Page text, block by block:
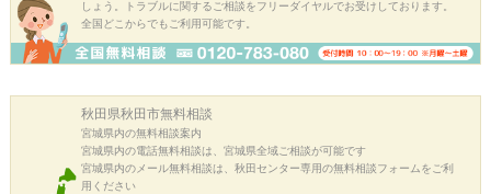
しょう。トラブルに関するご相談をフリーダイヤルでお受けしております。
全国どこからでもご利用可能です。
秋田県秋田市無料相談
宮城県内の無料相談案内
宮城県内の電話無料相談は、宮城県全域ご相談が可能です
宮城県内のメール無料相談は、秋田センター専用の無料相談フォームをご利
用ください